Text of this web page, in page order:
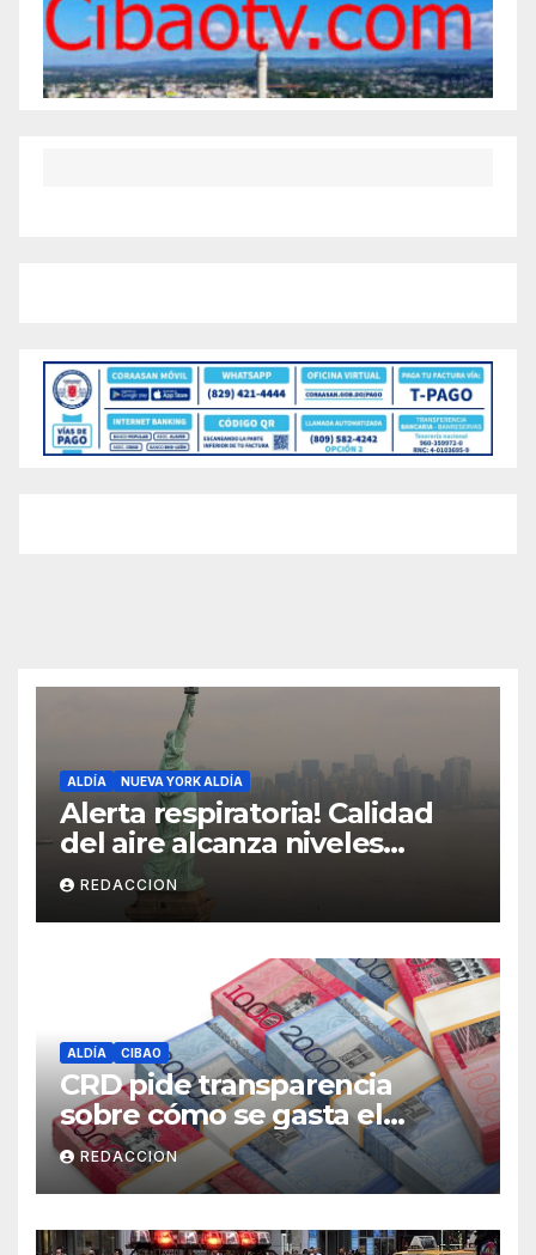
ALDÍA NUEVA YORK ALDÍA
Alerta respiratoria! Calidad
del aire alcanza niveles
peligrosos en NYC
REDACCION
ALDÍA CIBAO
CRD pide transparencia
sobre cómo se gasta el
dinero del Seguro Familiar de
Salud
REDACCION